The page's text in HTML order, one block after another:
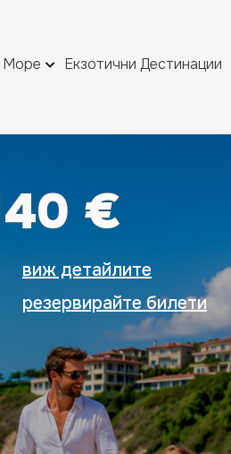
Море Екзотични Дестинации
€
виж детайлите
резервирайте билети